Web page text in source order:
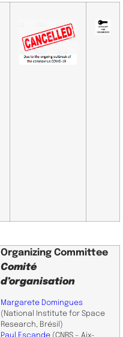
Organizing Committee
Comité
d’organisation
Margarete Domingues
(National Institute for Space
Research, Brésil)